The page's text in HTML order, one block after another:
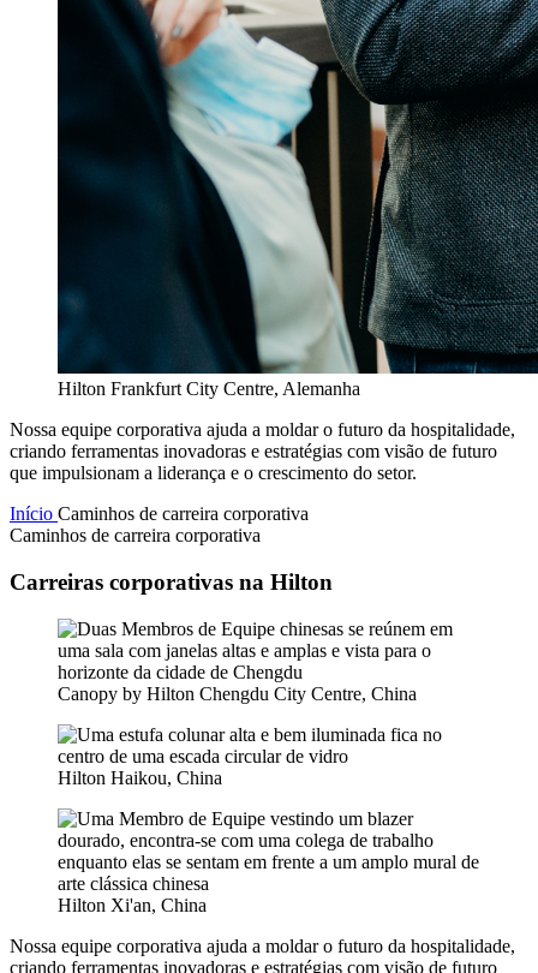
Hilton Frankfurt City Centre, Alemanha
Nossa equipe corporativa ajuda a moldar o futuro da hospitalidade,
criando ferramentas inovadoras e estratégias com visão de futuro
que impulsionam a liderança e o crescimento do setor.
Início Caminhos de carreira corporativa
Caminhos de carreira corporativa
Carreiras corporativas na Hilton
Canopy by Hilton Chengdu City Centre, China
Hilton Haikou, China
Hilton Xi'an, China
Nossa equipe corporativa ajuda a moldar o futuro da hospitalidade,
criando ferramentas inovadoras e estratégias com visão de futuro